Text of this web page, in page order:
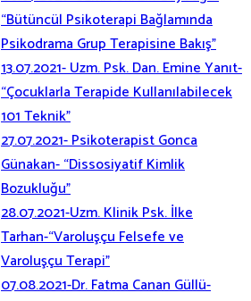
“Bütüncül Psikoterapi Bağlamında
Psikodrama Grup Terapisine Bakış”
13.07.2021- Uzm. Psk. Dan. Emine Yanıt-
“Çocuklarla Terapide Kullanılabilecek
101 Teknik”
27.07.2021- Psikoterapist Gonca
Günakan- “Dissosiyatif Kimlik
Bozukluğu”
28.07.2021-Uzm. Klinik Psk. İlke
Tarhan-“Varoluşçu Felsefe ve
Varoluşçu Terapi”
07.08.2021-Dr. Fatma Canan Güllü-